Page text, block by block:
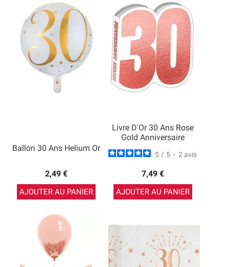
Ballon 30 Ans Helium Or
2,49 €
AJOUTER AU PANIER
Livre D'Or 30 Ans Rose
Gold Anniversaire
5 / 5 - 2 avis
7,49 €
AJOUTER AU PANIER